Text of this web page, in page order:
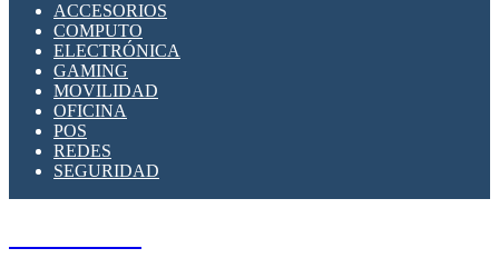
SUPRESOR DE TRANSIENTES SPDS PARA
APLICACIONES FOTOVOLTAICAS
ACCESORIOS
COMPUTO
ELECTRÓNICA
GAMING
MOVILIDAD
OFICINA
POS
REDES
SEGURIDAD